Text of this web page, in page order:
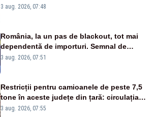
3 aug. 2026, 07:48
România, la un pas de blackout, tot mai
dependentă de importuri. Semnal de
alarmă tras de un expert în energie
3 aug. 2026, 07:51
Restricții pentru camioanele de peste 7,5
tone în aceste județe din țară: circulația
este interzisă luni, între orele 12:00 și
3 aug. 2026, 07:55